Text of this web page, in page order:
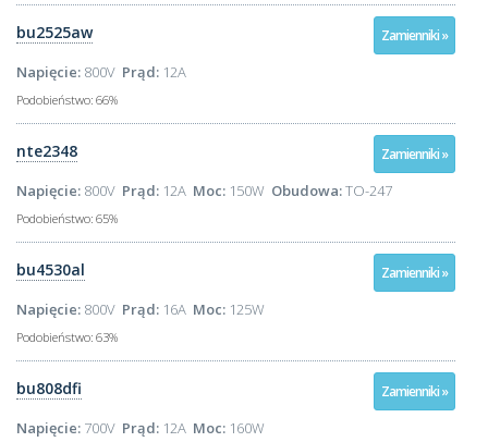
Zamienniki »
bu2525aw
Napięcie: 800V Prąd: 12A
Podobieństwo: 66%
Zamienniki »
nte2348
Napięcie: 800V Prąd: 12A Moc: 150W Obudowa:TO-247
Podobieństwo: 65%
Zamienniki »
bu4530al
Napięcie: 800V Prąd: 16A Moc: 125W
Podobieństwo: 63%
Zamienniki »
bu808dfi
Napięcie: 700V Prąd: 12A Moc: 160W